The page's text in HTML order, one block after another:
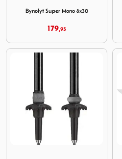
Bynolyt Super Mono 8x30
179,95